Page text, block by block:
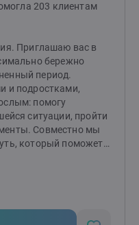
203 клиентам
Приглашаю вас в
бережно
период.
и подростками,
помогу
ситуации, пройти
Совместно мы
который поможет
обрести
с окружающими.